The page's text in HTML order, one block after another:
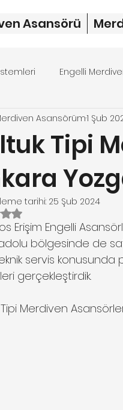
Asansörü
Engelli
fiyat Merdiven
Tipi
Asansörüm1 Şub
tarihi: 25 Şub 2024
üzerinden NaN yıldız
Erişim Engelli
bölgesinde de
servis
gerçekleştirdik.
Merdiven